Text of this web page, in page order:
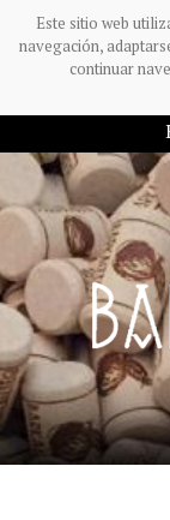
Este sitio web
navegación,
continuar